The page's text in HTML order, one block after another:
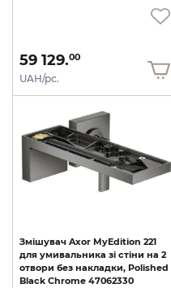
59 129.00
UAH/pc.
Змішувач Axor MyEdition 221
для умивальника зі стіни на 2
отвори без накладки, Polished
Black Chrome 47062330